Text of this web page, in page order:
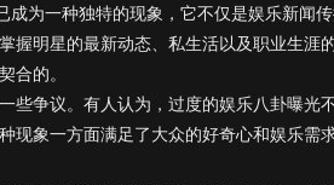
成为一种独特的现象，它不仅是娱乐新闻
握明星的最新动态、私生活以及职业生
合的。
些争议。有人认为，过度的娱乐八卦曝光
现象一方面满足了大众的好奇心和娱乐需